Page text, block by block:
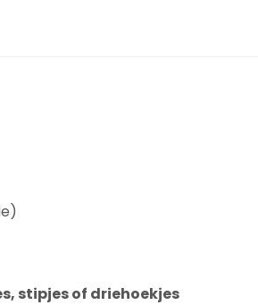
stipjes of driehoekjes